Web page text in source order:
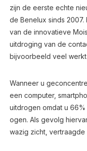
zijn de eerste echte
de Benelux sinds
van de innovatieve
uitdroging van de
bijvoorbeeld veel
Wanneer u
een computer,
uitdrogen omdat u
ogen. Als gevolg
wazig zicht,